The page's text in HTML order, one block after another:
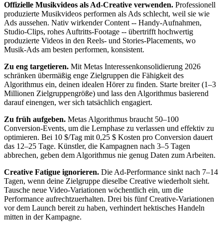
Offizielle Musikvideos als Ad-Creative verwenden. Professionell
produzierte Musikvideos performen als Ads schlecht, weil sie wie
Ads aussehen. Nativ wirkender Content -- Handy-Aufnahmen,
Studio-Clips, rohes Auftritts-Footage -- übertrifft hochwertig
produzierte Videos in den Reels- und Stories-Placements, wo
Musik-Ads am besten performen, konsistent.
Zu eng targetieren. Mit Metas Interessenkonsolidierung 2026
schränken übermäßig enge Zielgruppen die Fähigkeit des
Algorithmus ein, deinen idealen Hörer zu finden. Starte breiter (1–3
Millionen Zielgruppengröße) und lass den Algorithmus basierend
darauf einengen, wer sich tatsächlich engagiert.
Zu früh aufgeben. Metas Algorithmus braucht 50–100
Conversion-Events, um die Lernphase zu verlassen und effektiv zu
optimieren. Bei 10 $/Tag mit 0,25 $ Kosten pro Conversion dauert
das 12–25 Tage. Künstler, die Kampagnen nach 3–5 Tagen
abbrechen, geben dem Algorithmus nie genug Daten zum Arbeiten.
Creative Fatigue ignorieren. Die Ad-Performance sinkt nach 7–14
Tagen, wenn deine Zielgruppe dieselbe Creative wiederholt sieht.
Tausche neue Video-Variationen wöchentlich ein, um die
Performance aufrechtzuerhalten. Drei bis fünf Creative-Variationen
vor dem Launch bereit zu haben, verhindert hektisches Handeln
mitten in der Kampagne.